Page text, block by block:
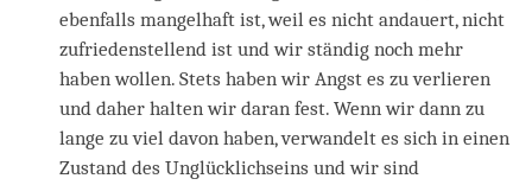
ebenfalls mangelhaft ist, weil es nicht andauert, nicht
zufriedenstellend ist und wir ständig noch mehr
haben wollen. Stets haben wir Angst es zu verlieren
und daher halten wir daran fest. Wenn wir dann zu
lange zu viel davon haben, verwandelt es sich in einen
Zustand des Unglücklichseins und wir sind